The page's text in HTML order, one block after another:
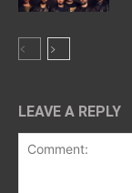
LEAVE A REPLY